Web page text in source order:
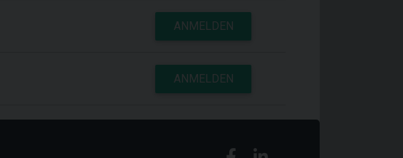
ANMELDEN
ANMELDEN